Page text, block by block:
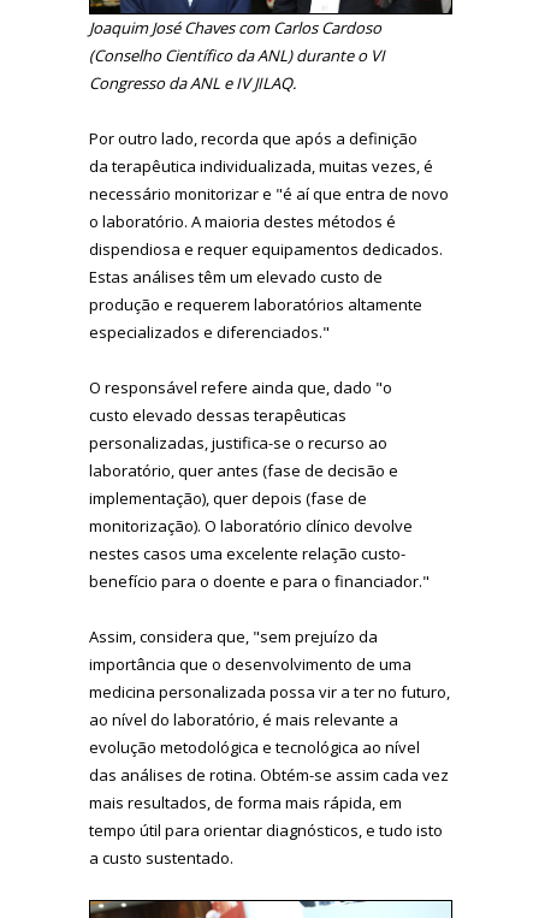
Joaquim José Chaves com Carlos Cardoso
(Conselho Científico da ANL) durante o VI
Congresso da ANL e IV JILAQ.
Por outro lado, recorda que após a definição
da terapêutica individualizada, muitas vezes, é
necessário monitorizar e "é aí que entra de novo
o laboratório. A maioria destes métodos é
dispendiosa e requer equipamentos dedicados.
Estas análises têm um elevado custo de
produção e requerem laboratórios altamente
especializados e diferenciados."
O responsável refere ainda que, dado "o
custo elevado dessas terapêuticas
personalizadas, justifica-se o recurso ao
laboratório, quer antes (fase de decisão e
implementação), quer depois (fase de
monitorização). O laboratório clínico devolve
nestes casos uma excelente relação custo-
benefício para o doente e para o financiador."
Assim, considera que, "sem prejuízo da
importância que o desenvolvimento de uma
medicina personalizada possa vir a ter no futuro,
ao nível do laboratório, é mais relevante a
evolução metodológica e tecnológica ao nível
das análises de rotina. Obtém-se assim cada vez
mais resultados, de forma mais rápida, em
tempo útil para orientar diagnósticos, e tudo isto
a custo sustentado.